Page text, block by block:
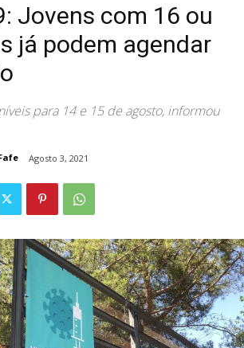
Jovens com 16 ou
já podem agendar
para 14 e 15 de agosto, informou
Agosto 3, 2021